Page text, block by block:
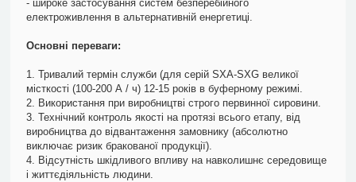
- широке застосування систем безперебійного
електроживлення в альтернативній енергетиці.
Основні переваги:
1. Тривалий термін служби (для серій SXA-SXG великої
місткості (100-200 А / ч) 12-15 років в буферному режимі.
2. Використання при виробництві строго первинної сировини.
3. Технічний контроль якості на протязі всього етапу, від
виробництва до відвантаження замовнику (абсолютно
виключає ризик бракованої продукції).
4. Відсутність шкідливого впливу на навколишнє середовище
і життєдіяльність людини.